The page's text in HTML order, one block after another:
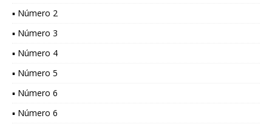
▪ Número 2
▪ Número 3
▪ Número 4
▪ Número 5
▪ Número 6
▪ Número 6